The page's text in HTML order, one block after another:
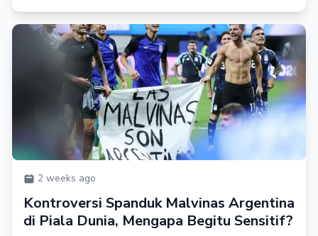
2 weeks ago
Kontroversi Spanduk Malvinas Argentina
di Piala Dunia, Mengapa Begitu Sensitif?